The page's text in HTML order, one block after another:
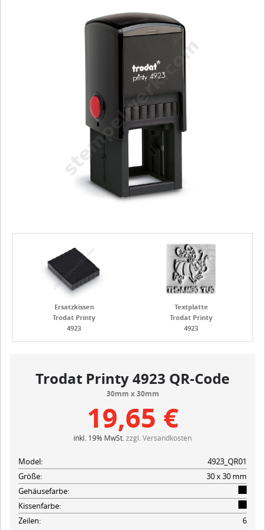
Textplatte
Trodat Printy
4923
Ersatzkissen
Trodat Printy
4923
Trodat Printy 4923 QR-Code
30mm x 30mm
19,65 €
inkl. 19% MwSt. zzgl. Versandkosten
Model:
4923_QR01
Größe:
30 x 30 mm
Gehäusefarbe:
Kissenfarbe:
Zeilen:
6